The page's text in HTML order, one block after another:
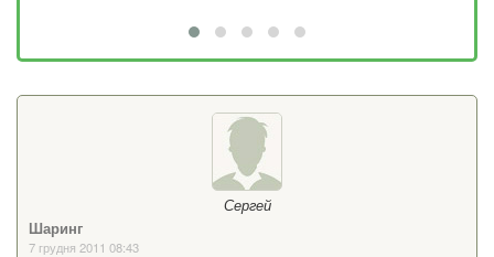
Сергей
Шаринг
7 грудня 2011 08:43